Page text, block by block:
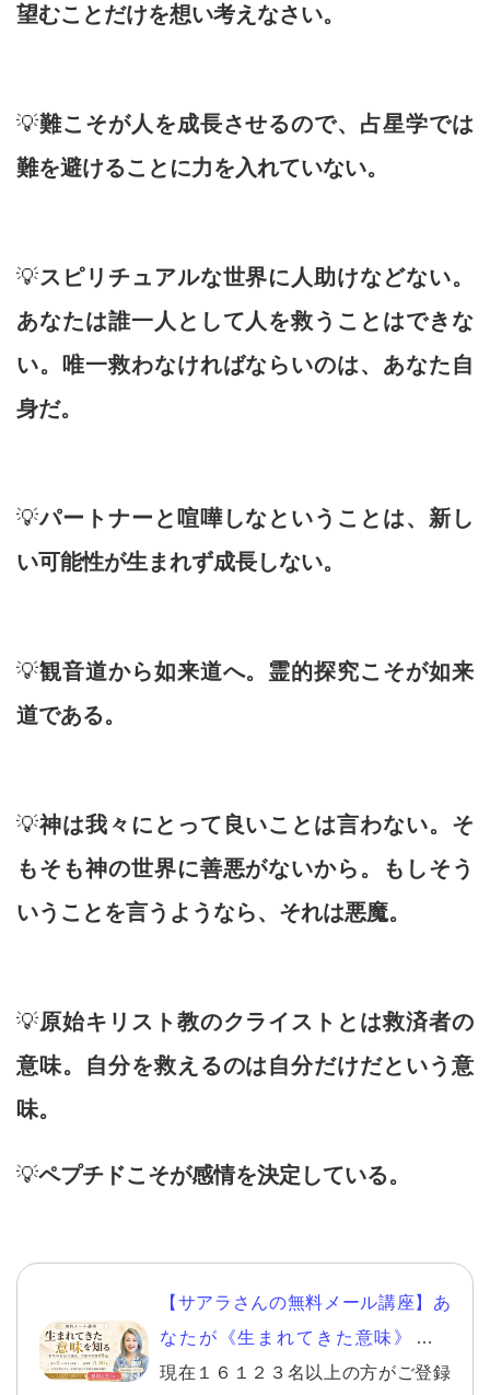
望むことだけを想い考えなさい。
💡難こそが人を成長させるので、占星学では
難を避けることに力を入れていない。
💡スピリチュアルな世界に人助けなどない。
あなたは誰一人として人を救うことはできな
い。唯一救わなければならいのは、あなた自
身だ。
💡パートナーと喧嘩しなということは、新し
い可能性が生まれず成長しない。
💡観音道から如来道へ。霊的探究こそが如来
道である。
💡神は我々にとって良いことは言わない。そ
もそも神の世界に善悪がないから。もしそう
いうことを言うようなら、それは悪魔。
💡原始キリスト教のクライストとは救済者の
意味。自分を救えるのは自分だけだという意
味。
💡ペプチドこそが感情を決定している。
【サアラさんの無料メール講座】あ
なたが《生まれてきた意味》を知
り、自分らしい幸せを生きる。
現在１６１２３名以上の方がご登録